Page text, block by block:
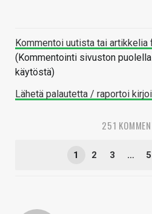
Kommentoi uutista tai artikkelia
(Kommentointi sivuston
käytöstä)
Lähetä palautetta / raportoi
251
1 2 3 … 5